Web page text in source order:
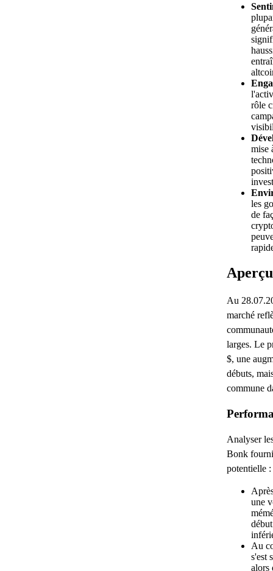
rôle
mise
les
de
Au
marché
larges. Le
$, une
débuts,
commune
Analyser
Bonk
potentielle :
une
Au
s'est
alors